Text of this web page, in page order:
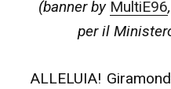
(banner by MultiE96
per il
ALLELUIA!